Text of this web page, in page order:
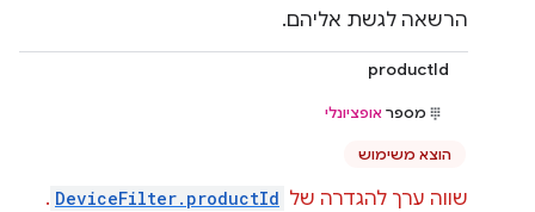
הרשאה לגשת אליהם.
productId
מספר אופציונלי
הוצא משימוש
שווה ערך להגדרה של DeviceFilter.productId
.